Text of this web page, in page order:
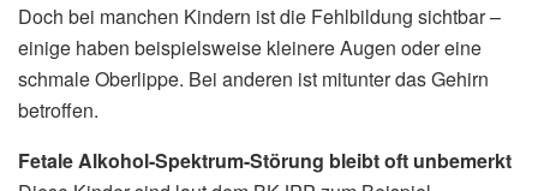
Doch bei manchen Kindern ist die Fehlbildung sichtbar –
einige haben beispielsweise kleinere Augen oder eine
schmale Oberlippe. Bei anderen ist mitunter das Gehirn
betroffen.
Fetale Alkohol-Spektrum-Störung bleibt oft unbemerkt